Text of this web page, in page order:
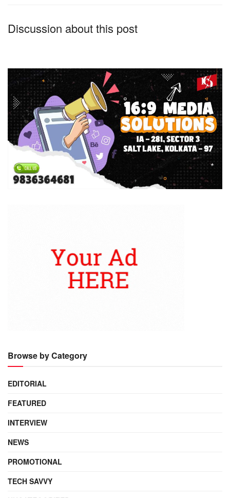
Discussion about this post
Browse by Category
EDITORIAL
FEATURED
INTERVIEW
NEWS
PROMOTIONAL
TECH SAVVY